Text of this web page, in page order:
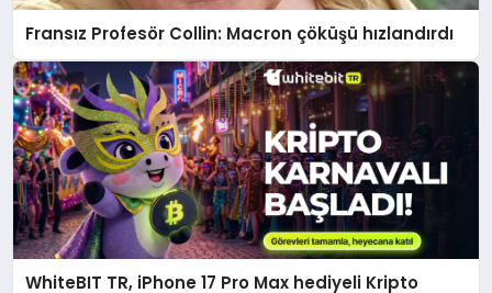
Fransız Profesör Collin: Macron çöküşü hızlandırdı
WhiteBIT TR, iPhone 17 Pro Max hediyeli Kripto